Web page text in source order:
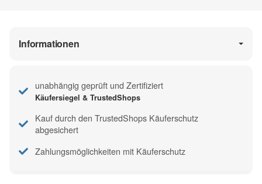
Informationen
unabhängig geprüft und Zertifiziert
Käufersiegel & TrustedShops
Kauf durch den TrustedShops Käuferschutz
abgesichert
Zahlungsmöglichkeiten mit Käuferschutz